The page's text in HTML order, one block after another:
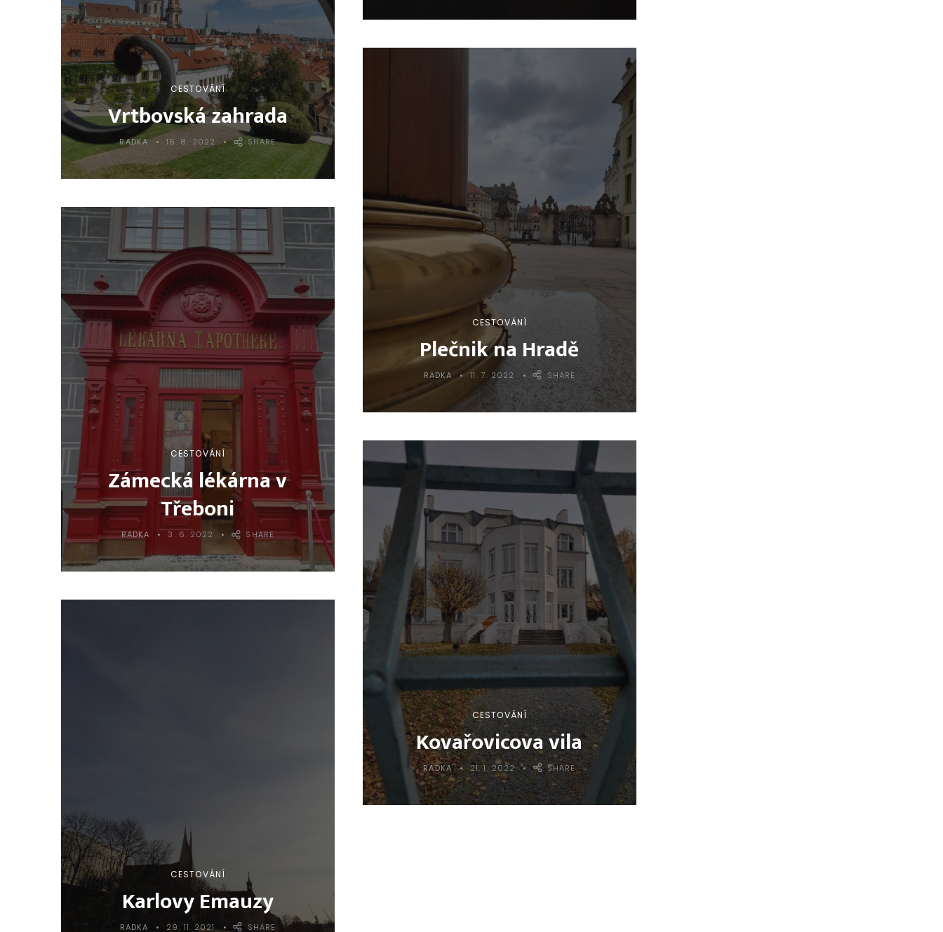
CESTOVÁNÍ
Vrtbovská zahrada
RADKA 16. 8. 2022 SHARE
CESTOVÁNÍ
Plečnik na Hradě
RADKA 11. 7. 2022 SHARE
CESTOVÁNÍ
Zámecká lékárna v
Třeboni
RADKA 3. 6. 2022 SHARE
CESTOVÁNÍ
Kovařovicova vila
RADKA 21. 1. 2022 SHARE
CESTOVÁNÍ
Karlovy Emauzy
RADKA 29. 11. 2021 SHARE